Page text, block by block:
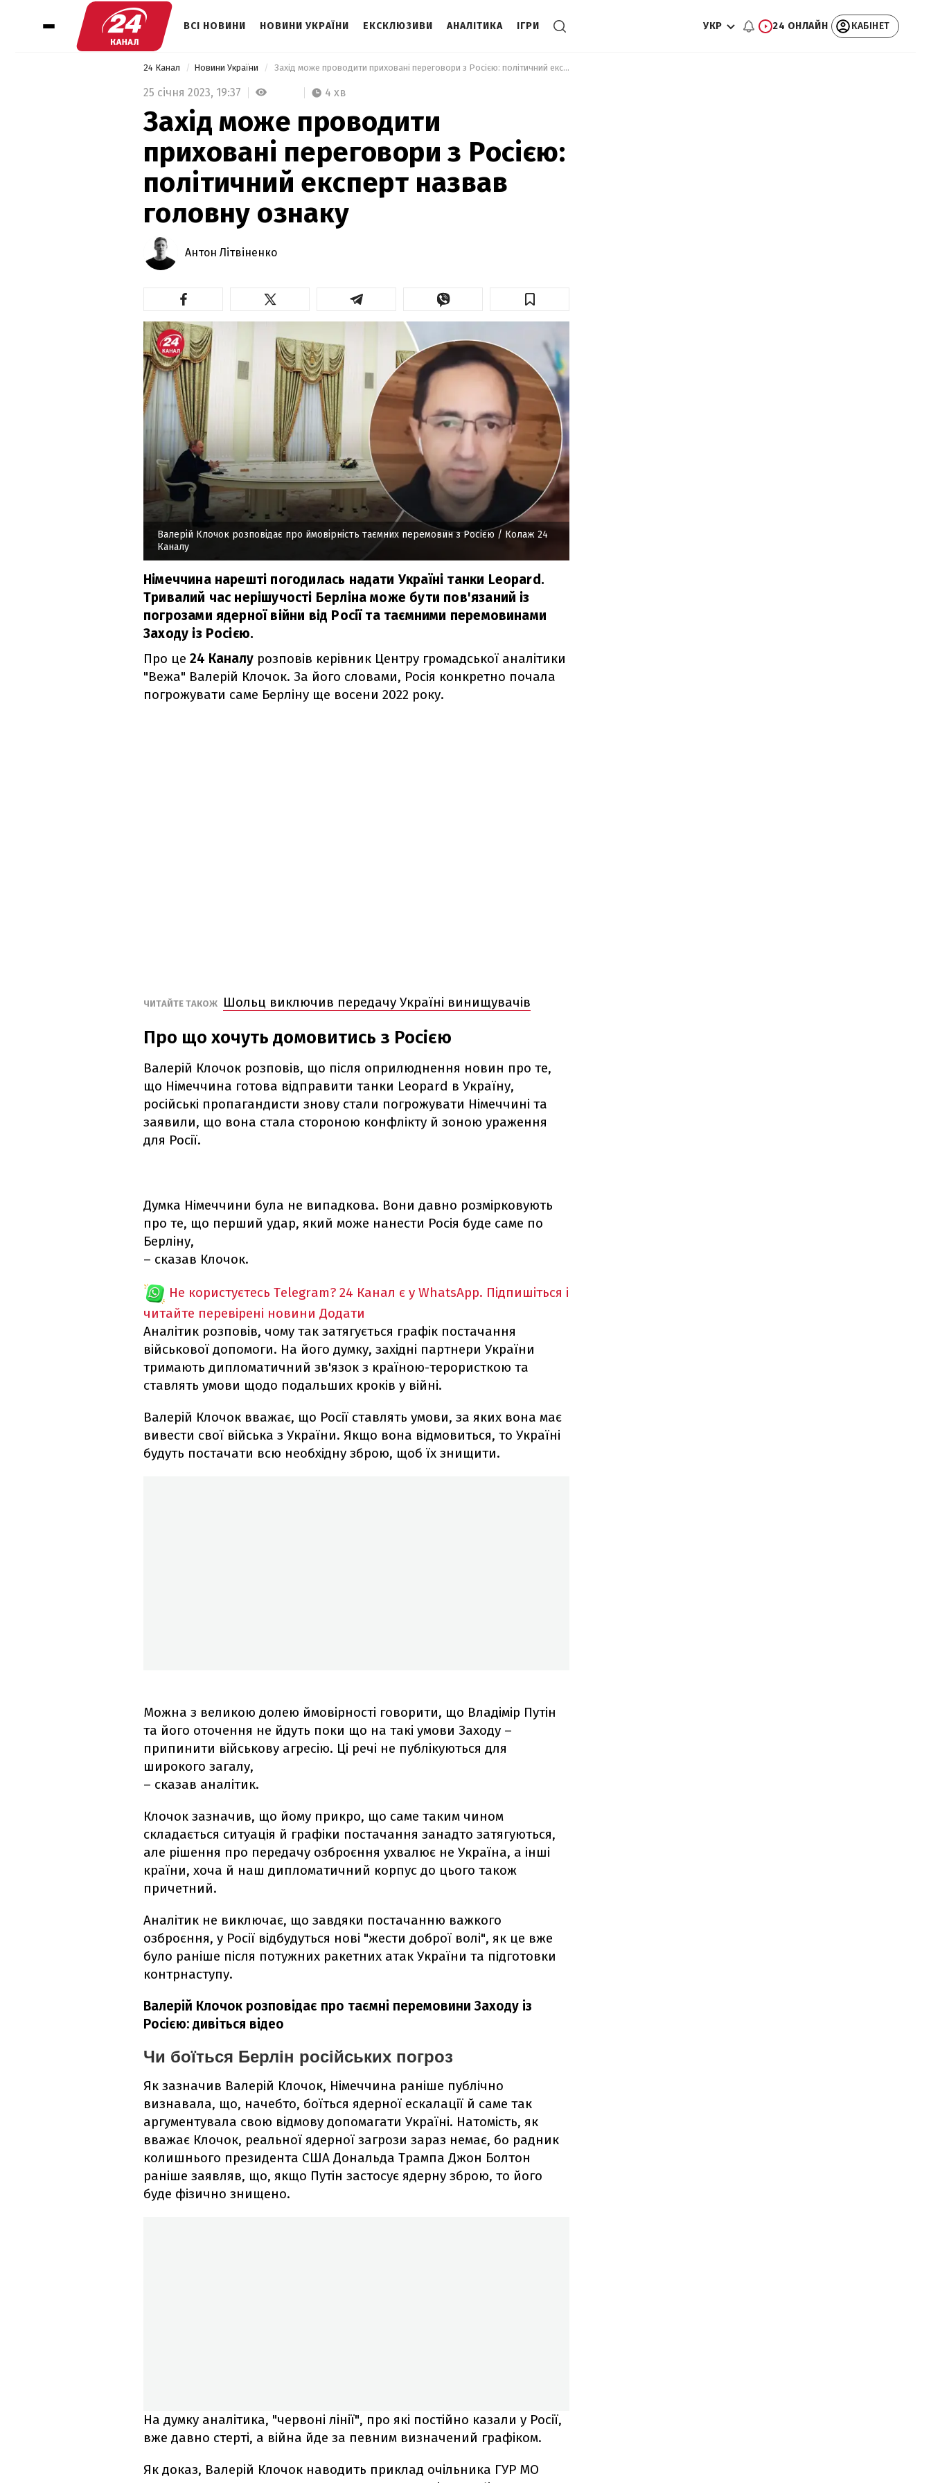
ВСІ НОВИНИ НОВИНИ УКРАЇНИ ЕКСКЛЮЗИВИ АНАЛІТИКА ІГРИ УКР 24 ОНЛАЙН КАБІНЕТ
24 Канал Новини України Захід може проводити приховані переговори з Росією: політичний експерт назвав головну ознаку
25 січня 2023, 19:37 4 хв
Захід може проводити
приховані переговори з Росією:
політичний експерт назвав
головну ознаку
Антон Літвіненко
Валерій Клочок розповідає про ймовірність таємних перемовин з Росією / Колаж 24
Каналу
Німеччина нарешті погодилась надати Україні танки Leopard.
Тривалий час нерішучості Берліна може бути пов'язаний із
погрозами ядерної війни від Росії та таємними перемовинами
Заходу із Росією.
Про це 24 Каналу розповів керівник Центру громадської аналітики
"Вежа" Валерій Клочок. За його словами, Росія конкретно почала
погрожувати саме Берліну ще восени 2022 року.
ЧИТАЙТЕ ТАКОЖ Шольц виключив передачу Україні винищувачів
Про що хочуть домовитись з Росією
Валерій Клочок розповів, що після оприлюднення новин про те,
що Німеччина готова відправити танки Leopard в Україну,
російські пропагандисти знову стали погрожувати Німеччині та
заявили, що вона стала стороною конфлікту й зоною ураження
для Росії.
Думка Німеччини була не випадкова. Вони давно розмірковують
про те, що перший удар, який може нанести Росія буде саме по
Берліну,
– сказав Клочок.
Не користуєтесь Telegram? 24 Канал є у WhatsApp. Підпишіться і
читайте перевірені новини Додати
Аналітик розповів, чому так затягується графік постачання
військової допомоги. На його думку, західні партнери України
тримають дипломатичний зв'язок з країною-терористкою та
ставлять умови щодо подальших кроків у війні.
Валерій Клочок вважає, що Росії ставлять умови, за яких вона має
вивести свої війська з України. Якщо вона відмовиться, то Україні
будуть постачати всю необхідну зброю, щоб їх знищити.
Можна з великою долею ймовірності говорити, що Владімір Путін
та його оточення не йдуть поки що на такі умови Заходу –
припинити військову агресію. Ці речі не публікуються для
широкого загалу,
– сказав аналітик.
Клочок зазначив, що йому прикро, що саме таким чином
складається ситуація й графіки постачання занадто затягуються,
але рішення про передачу озброєння ухвалює не Україна, а інші
країни, хоча й наш дипломатичний корпус до цього також
причетний.
Аналітик не виключає, що завдяки постачанню важкого
озброєння, у Росії відбудуться нові "жести доброї волі", як це вже
було раніше після потужних ракетних атак України та підготовки
контрнаступу.
Валерій Клочок розповідає про таємні перемовини Заходу із
Росією: дивіться відео
Чи боїться Берлін російських погроз
Як зазначив Валерій Клочок, Німеччина раніше публічно
визнавала, що, начебто, боїться ядерної ескалації й саме так
аргументувала свою відмову допомагати Україні. Натомість, як
вважає Клочок, реальної ядерної загрози зараз немає, бо радник
колишнього президента США Дональда Трампа Джон Болтон
раніше заявляв, що, якщо Путін застосує ядерну зброю, то його
буде фізично знищено.
На думку аналітика, "червоні лінії", про які постійно казали у Росії,
вже давно стерті, а війна йде за певним визначений графіком.
Як доказ, Валерій Клочок наводить приклад очільника ГУР МО